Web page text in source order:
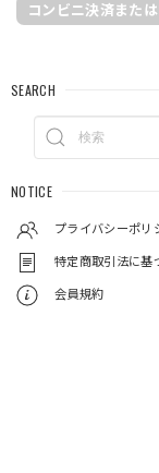
コンビニ決済また
SEARCH
NOTICE
プライバシーポリ
特定商取引法に基
会員規約